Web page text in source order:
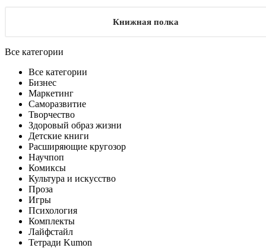
Книжная полка
Все категории
Все категории
Бизнес
Маркетинг
Саморазвитие
Творчество
Здоровый образ жизни
Детские книги
Расширяющие кругозор
Научпоп
Комиксы
Культура и искусство
Проза
Игры
Психология
Комплекты
Лайфстайл
Тетради Kumon